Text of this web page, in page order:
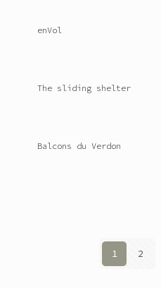
enVol
The sliding shelter
Balcons du Verdon
1 2